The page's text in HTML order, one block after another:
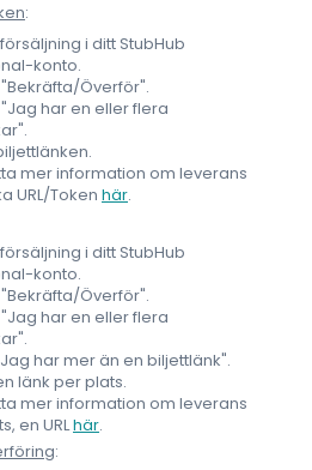
:
i ditt StubHub
konto.
Överför".
har en eller flera
mer information om leverans
URL/Token här.
i ditt StubHub
konto.
Överför".
har en eller flera
har mer än en biljettlänk".
länk per plats.
mer information om leverans
en URLhär.
: